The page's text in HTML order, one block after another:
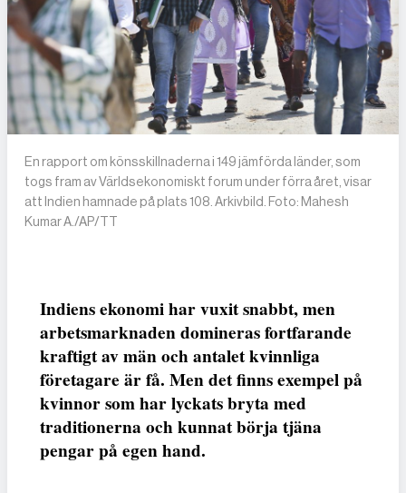
En rapport om könsskillnaderna i 149 jämförda länder, som
togs fram av Världsekonomiskt forum under förra året, visar
att Indien hamnade på plats 108. Arkivbild. Foto: Mahesh
Kumar A./AP/TT
Indiens ekonomi har vuxit snabbt, men
arbetsmarknaden domineras fortfarande
kraftigt av män och antalet kvinnliga
företagare är få. Men det finns exempel på
kvinnor som har lyckats bryta med
traditionerna och kunnat börja tjäna
pengar på egen hand.